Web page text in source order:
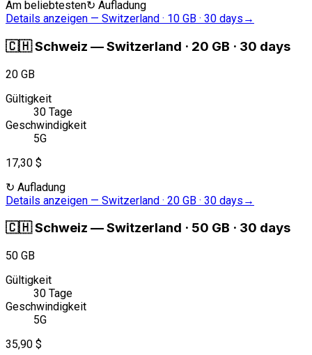
Am beliebtesten↻ Aufladung
Details anzeigen — Switzerland · 10 GB · 30 days →
🇨🇭Schweiz —Switzerland · 20 GB · 30 days
20 GB
Gültigkeit
30 Tage
Geschwindigkeit
5G
17,30 $
↻ Aufladung
Details anzeigen — Switzerland · 20 GB · 30 days →
🇨🇭Schweiz —Switzerland · 50 GB · 30 days
50 GB
Gültigkeit
30 Tage
Geschwindigkeit
5G
35,90 $